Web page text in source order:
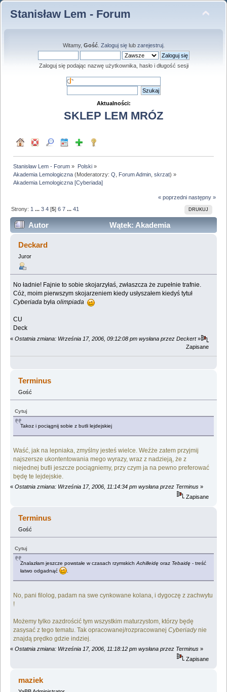
Stanisław Lem - Forum
Witamy, Gość. Zaloguj sięlub zarejestruj.
Zaloguj się podając nazwę użytkownika, hasło i długość sesji
Aktualności:
SKLEP LEM MRÓZ
Stanisław Lem - Forum » Polski»
Akademia Lemologiczna (Moderatorzy:Q Forum Admin ,skrzat) »
Akademia Lemologiczna [Cyberiada]
« poprzedni następny »
DRUKUJ
Strony: 1 ...3 4 [5]6 7 ...41
Autor
Wątek: Akademia
Lemologiczna [Cyberiada] (Przeczytany 853109 razy)
Deckard
Juror
No ładnie! Fajnie to sobie skojarzyłaś, zwłaszcza że zupełnie trafnie.
Cóż, moim pierwszym skojarzeniem kiedy usłyszałem kiedyś tytuł
Cyberiada byłaolimpiada
CU
Deck
« Ostatnia zmiana: Września 17, 2006, 09:12:08 pm wysłana przez Deckert»
Zapisane
Terminus
Gość
Cytuj
Takoz i pociągnij sobie z butli lejdejskiej
Waść, jak na lepniaka, zmyślny jesteś wielce. Weźże zatem przyjmij
najszersze ukontentowania mego wyrazy, wraz z nadzieją, że z
niejednej butli jeszcze pociągniemy, przy czym ja na pewno preferować
będę te lejdejskie.
« Ostatnia zmiana: Września 17, 2006, 11:14:34 pm wysłana przez Terminus »
Zapisane
Terminus
Gość
Cytuj
Znalazłam jeszcze powstałe w czasach rzymskichAchilleidę oraz Tebaidę - treść
łatwo odgadnąć
No, pani filolog, padam na swe cynkowane kolana, i dygoczę z zachwytu
!
Możemy tylko zazdrościć tym wszystkim maturzystom, którzy będę
zasysać z tego tematu. Tak opracowanej/rozpracowanejCyberiadynie
znajdą prędko gdzie indziej.
« Ostatnia zmiana: Września 17, 2006, 11:18:12 pm wysłana przez Terminus »
Zapisane
maziek